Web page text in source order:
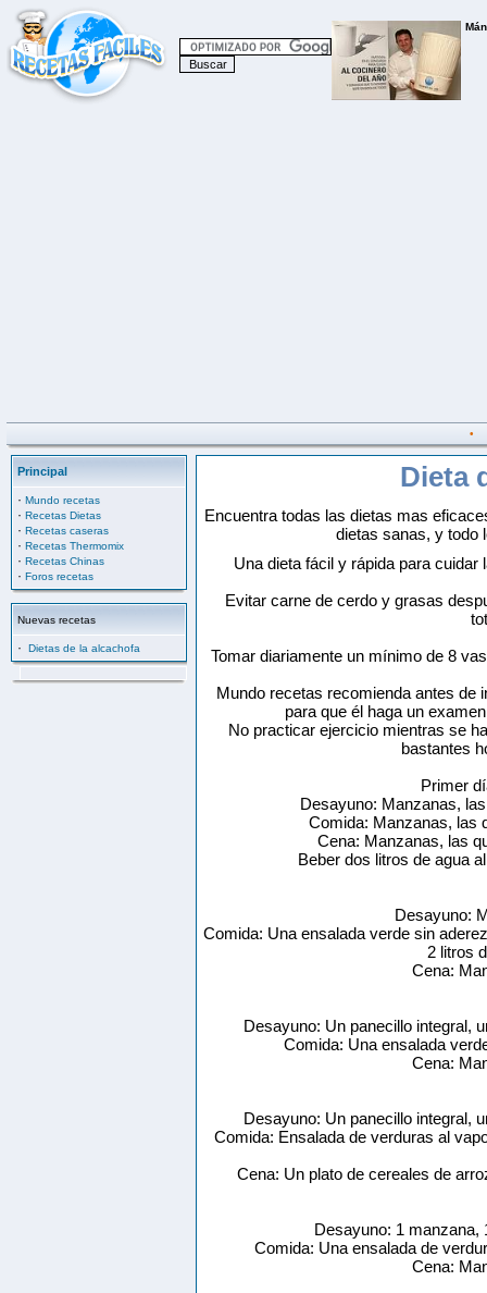
•
Principal
· Mundo recetas
· Recetas Dietas
· Recetas caseras
· Recetas Thermomix
· Recetas Chinas
· Foros recetas
Nuevas recetas
· Dietas de la alcachofa
Dieta
Encuentra todas las dietas mas
dietas sanas, y todo
Una dieta fácil y rápida para cuidar
Evitar carne de cerdo y grasas
Tomar diariamente un mínimo de 8
Mundo recetas recomienda antes de
para que él haga un
No practicar ejercicio mientras se
bastantes
Primer
Desayuno: Manzanas,
Comida: Manzanas, las
Cena: Manzanas, las
Beber dos litros de agua
Desayuno:
Comida: Una ensalada verde sin
2 litros
Cena:
Desayuno: Un panecillo integral,
Comida: Una ensalada
Cena:
Desayuno: Un panecillo integral,
Comida: Ensalada de verduras al
Cena: Un plato de cereales de
Desayuno: 1 manzana,
Comida: Una ensalada de
Cena: